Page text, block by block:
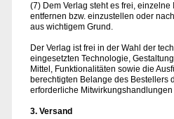
(7) Dem Verlag steht es frei,
entfernen bzw. einzustellen oder
aus wichtigem Grund.
Der Verlag ist frei in der Wahl der
eingesetzten Technologie,
Mittel, Funktionalitäten sowie die
berechtigten Belange des Bestellers
erforderliche
3. Versand